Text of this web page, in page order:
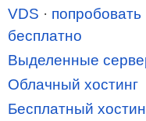
VDS · попробовать
бесплатно
Выделенные
Облачный хостинг
Бесплатный